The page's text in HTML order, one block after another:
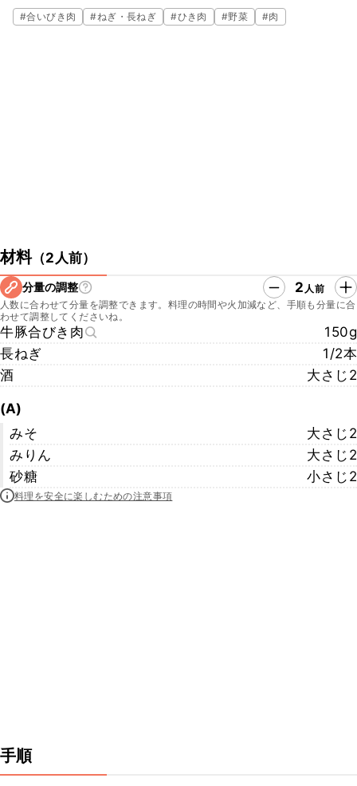
い。ぜひ作ってみてくださいね。
#合いびき肉 #ねぎ・長ねぎ #ひき肉 #野菜 #肉
材料（2人前）
分量の調整 2 人前
人数に合わせて分量を調整できます。料理の時間や火加減など、手順も分量に合
わせて調整してくださいね。
牛豚合びき肉
150g
長ねぎ
1/2本
酒
大さじ2
(A)
みそ
大さじ2
みりん
大さじ2
砂糖
小さじ2
料理を安全に楽しむための注意事項
手順